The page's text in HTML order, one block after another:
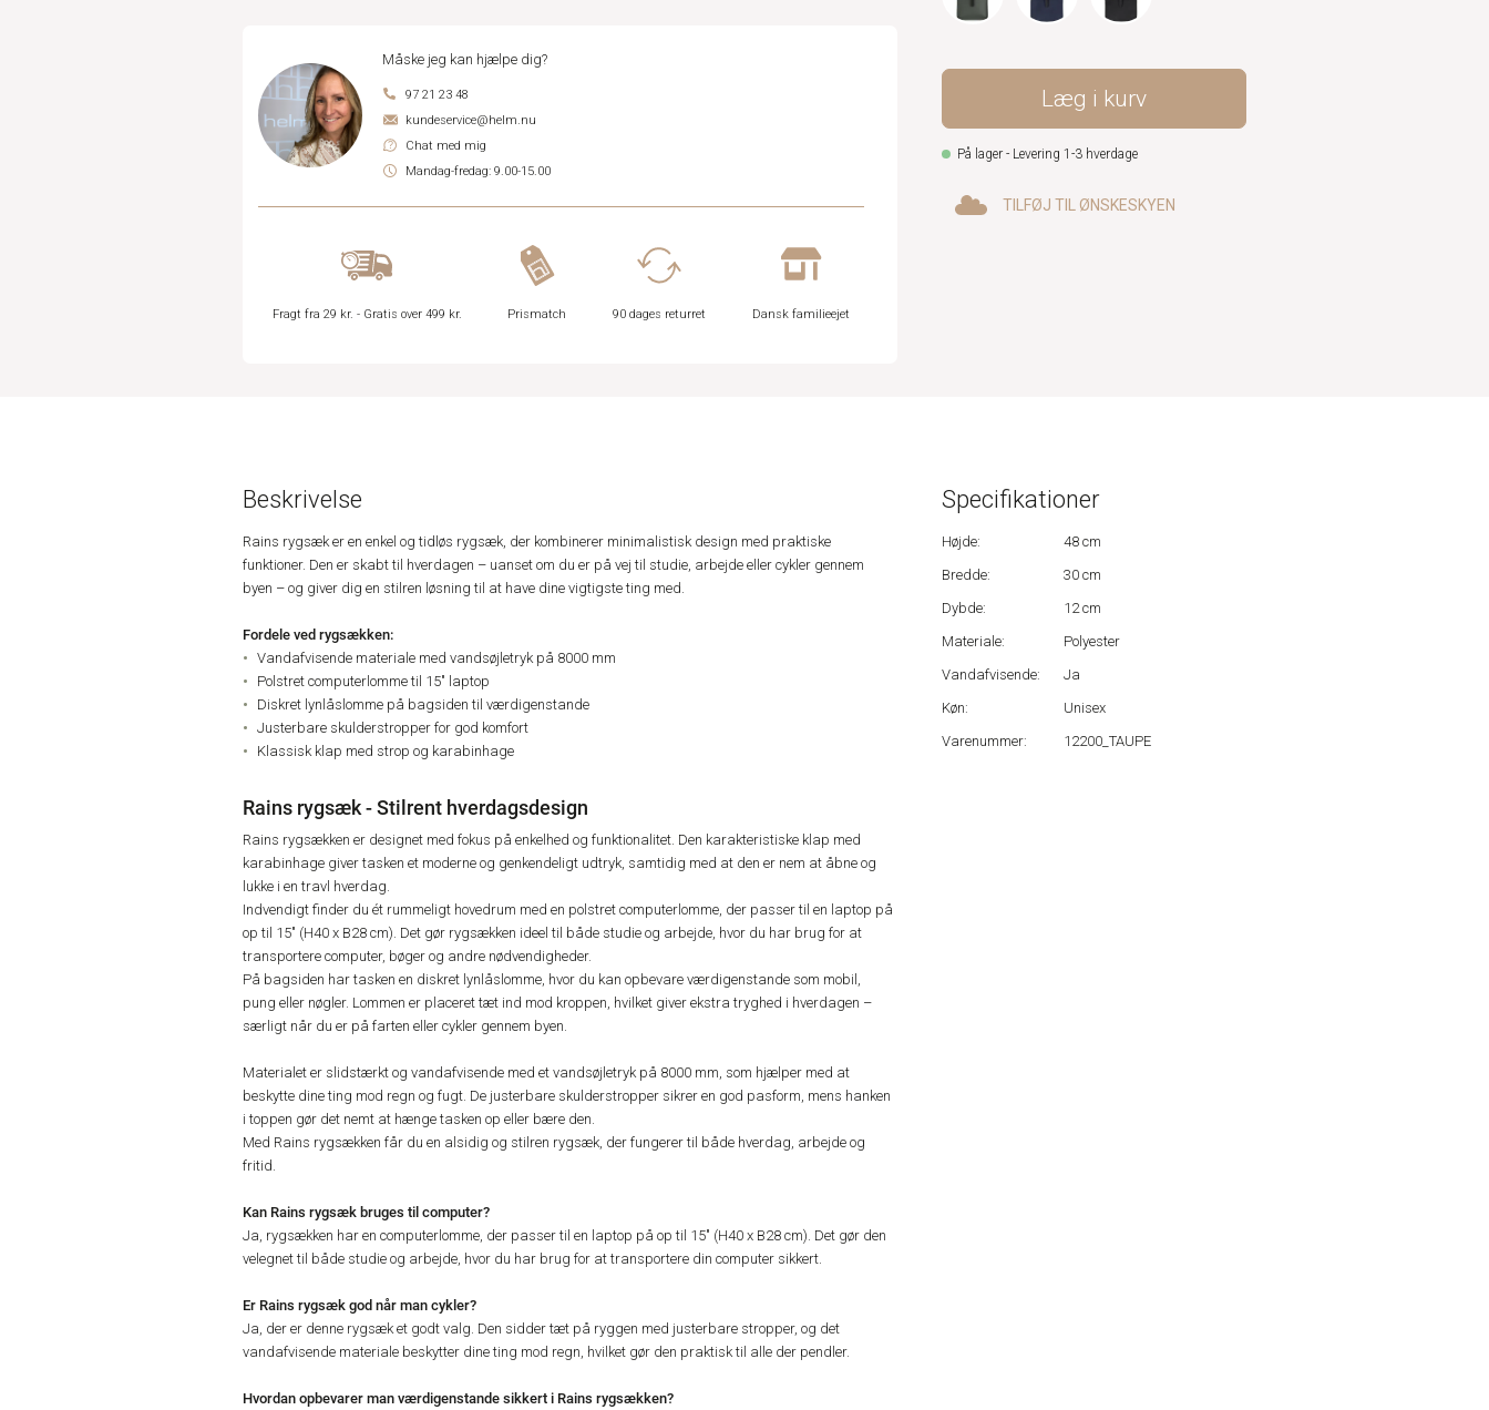
Måske jeg kan hjælpe dig?
97 21 23 48
kundeservice@helm.nu
Chat med mig
Mandag-fredag: 9.00-15.00
Fragt fra 29 kr. - Gratis over 499 kr. Prismatch 90 dages returret Dansk familieejet
Læg i kurv
På lager - Levering 1-3 hverdage
TILFØJ TIL ØNSKESKYEN
Beskrivelse
Rains rygsæk er en enkel og tidløs rygsæk, der kombinerer minimalistisk design med praktiske
funktioner. Den er skabt til hverdagen – uanset om du er på vej til studie, arbejde eller cykler gennem
byen – og giver dig en stilren løsning til at have dine vigtigste ting med.
Fordele ved rygsækken:
Vandafvisende materiale med vandsøjletryk på 8000 mm
Polstret computerlomme til 15" laptop
Diskret lynlåslomme på bagsiden til værdigenstande
Justerbare skulderstropper for god komfort
Klassisk klap med strop og karabinhage
Rains rygsæk - Stilrent hverdagsdesign
Rains rygsækken er designet med fokus på enkelhed og funktionalitet. Den karakteristiske klap med
karabinhage giver tasken et moderne og genkendeligt udtryk, samtidig med at den er nem at åbne og
lukke i en travl hverdag.
Indvendigt finder du ét rummeligt hovedrum med en polstret computerlomme, der passer til en laptop på
op til 15" (H40 x B28 cm). Det gør rygsækken ideel til både studie og arbejde, hvor du har brug for at
transportere computer, bøger og andre nødvendigheder.
På bagsiden har tasken en diskret lynlåslomme, hvor du kan opbevare værdigenstande som mobil,
pung eller nøgler. Lommen er placeret tæt ind mod kroppen, hvilket giver ekstra tryghed i hverdagen –
særligt når du er på farten eller cykler gennem byen.
Materialet er slidstærkt og vandafvisende med et vandsøjletryk på 8000 mm, som hjælper med at
beskytte dine ting mod regn og fugt. De justerbare skulderstropper sikrer en god pasform, mens hanken
i toppen gør det nemt at hænge tasken op eller bære den.
Med Rains rygsækken får du en alsidig og stilren rygsæk, der fungerer til både hverdag, arbejde og
fritid.
Kan Rains rygsæk bruges til computer?
Ja, rygsækken har en computerlomme, der passer til en laptop på op til 15" (H40 x B28 cm). Det gør den
velegnet til både studie og arbejde, hvor du har brug for at transportere din computer sikkert.
Er Rains rygsæk god når man cykler?
Ja, der er denne rygsæk et godt valg. Den sidder tæt på ryggen med justerbare stropper, og det
vandafvisende materiale beskytter dine ting mod regn, hvilket gør den praktisk til alle der pendler.
Hvordan opbevarer man værdigenstande sikkert i Rains rygsækken?
Specifikationer
Højde:
48 cm
Bredde:
30 cm
Dybde:
12 cm
Materiale:
Polyester
Vandafvisende:
Ja
Køn:
Unisex
Varenummer:
12200_TAUPE